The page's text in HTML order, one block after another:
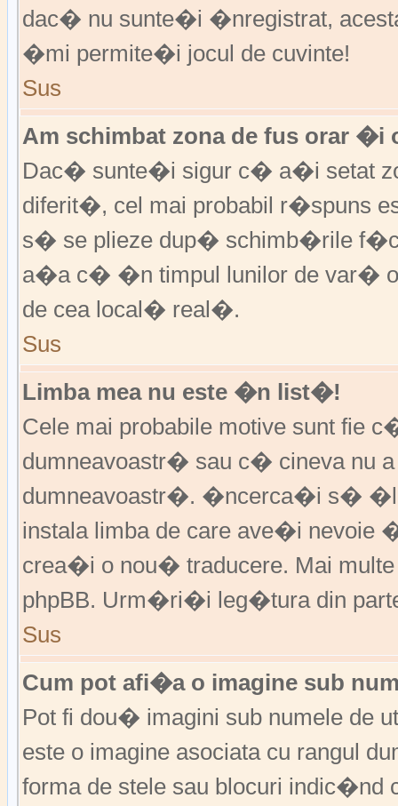
dac� nu sunte�i �nregistrat,
�mi permite�i jocul de cuvinte!
Sus
Am schimbat zona de fus orar �i
Dac� sunte�i sigur c� a�i setat
diferit�, cel mai probabil r�spuns
s� se plieze dup� schimb�rile
a�a c� �n timpul lunilor de var�
de cea local� real�.
Sus
Limba mea nu este �n list�!
Cele mai probabile motive sunt fie
dumneavoastr� sau c� cineva nu
dumneavoastr�. �ncerca�i s� �l
instala limba de care ave�i
crea�i o nou� traducere. Mai
phpBB. Urm�ri�i leg�tura din
Sus
Cum pot afi�a o imagine sub
Pot fi dou� imagini sub numele de
este o imagine asociata cu rangul
forma de stele sau blocuri